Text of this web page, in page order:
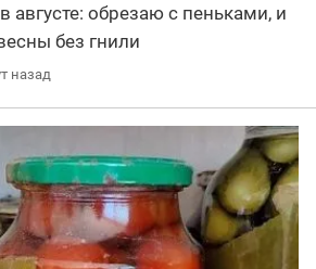
августе: обрезаю с пеньками, и
без гнили
назад